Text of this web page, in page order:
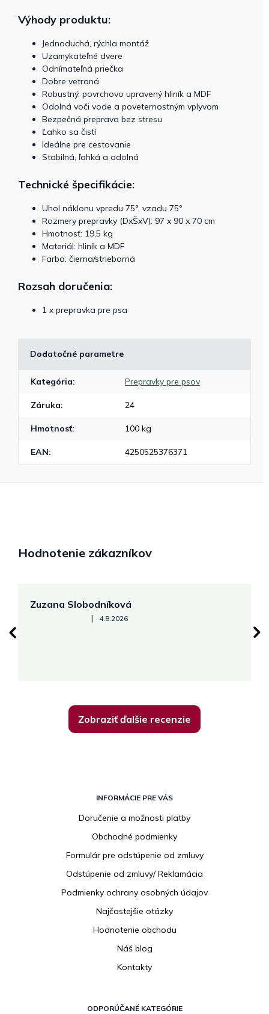
Výhody produktu:
Jednoduchá, rýchla montáž
Uzamykateľné dvere
Odnímateľná priečka
Dobre vetraná
Robustný, povrchovo upravený hliník a MDF
Odolná voči vode a poveternostným vplyvom
Bezpečná preprava bez stresu
Ľahko sa čistí
Ideálne pre cestovanie
Stabilná, ľahká a odolná
Technické špecifikácie:
Uhol náklonu vpredu 75°, vzadu 75°
Rozmery prepravky (DxŠxV): 97 x 90 x 70 cm
Hmotnosť: 19,5 kg
Materiál: hliník a MDF
Farba: čierna/strieborná
Rozsah doručenia:
1 x prepravka pre psa
Dodatočné parametre
Kategória: Prepravky pre psov
Záruka: 24
Hmotnosť: 100 kg
EAN: 4250525376371
Hodnotenie zákazníkov
Zuzana Slobodníková
Hodnotenie obchodu je 5 z 5 hviezdičiek.
| 4.8.2026
Zobraziť ďalšie recenzie
INFORMÁCIE PRE VÁS
Doručenie a možnosti platby
Obchodné podmienky
Formulár pre odstúpenie od zmluvy
Odstúpenie od zmluvy/ Reklamácia
Podmienky ochrany osobných údajov
Najčastejšie otázky
Hodnotenie obchodu
Náš blog
Kontakty
ODPORÚČANÉ KATEGÓRIE